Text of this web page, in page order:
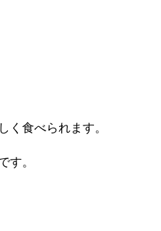
く食べられます。
す。